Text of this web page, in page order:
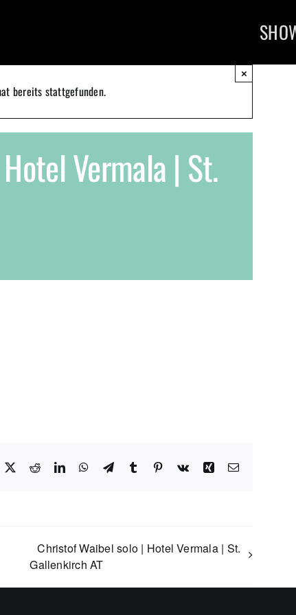
bereits stattgefunden.
×
Vermala | St.
X RedditLinkedInWhatsApp
TelegramTumblr Pinterest
Vk Xing E-
Christof Waibel solo | Hotel Vermala | St.
Gallenkirch AT